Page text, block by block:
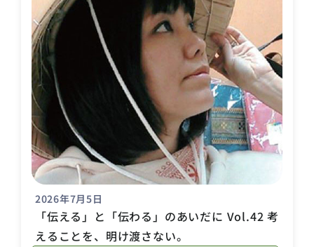
2026年7月5日
「伝える」と「伝わる」のあいだに Vol.42 考
えることを、明け渡さない。